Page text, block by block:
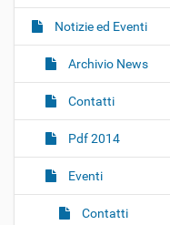
a
v
g
i
n
Notizie ed Eventi
Archivio News
Contatti
Pdf 2014
Eventi
Contatti